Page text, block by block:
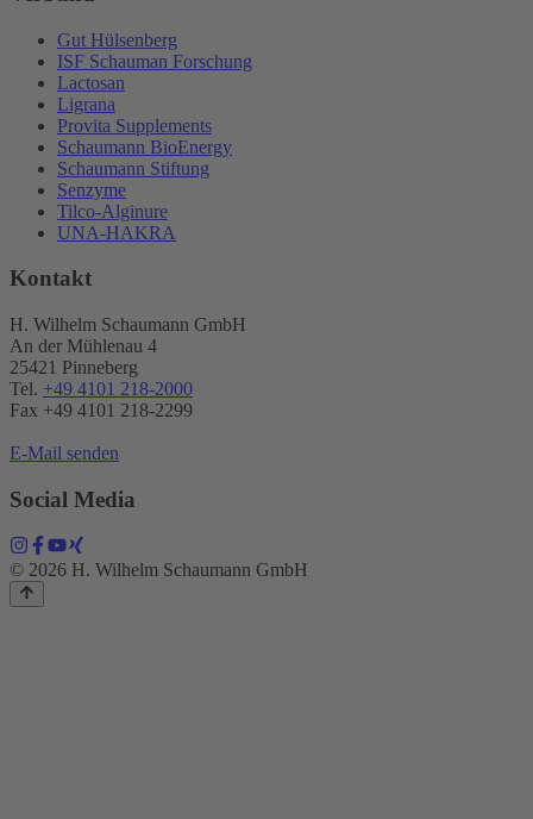
Gut Hülsenberg
ISF Schauman Forschung
Lactosan
Ligrana
Provita Supplements
Schaumann BioEnergy
Schaumann Stiftung
Senzyme
Tilco-Alginure
UNA-HAKRA
Kontakt
H. Wilhelm Schaumann GmbH
An der Mühlenau 4
25421 Pinneberg
Tel. +49 4101 218-2000
Fax +49 4101 218​-2299
E-Mail senden
Social Media
© 2026 H. Wilhelm Schaumann GmbH